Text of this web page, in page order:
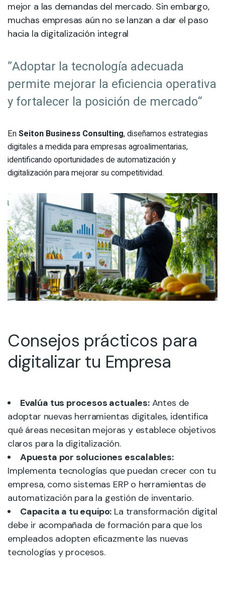
mejor a las demandas del mercado. Sin embargo,
muchas empresas aún no se lanzan a dar el paso
hacia la digitalización integral
”Adoptar la tecnología adecuada
permite mejorar la eficiencia operativa
y fortalecer la posición de mercado“
EnSeiton Business Consulting, diseñamos estrategias
digitales a medida para empresas agroalimentarias,
identificando oportunidades de automatización y
digitalización para mejorar su competitividad.
Consejos prácticos para
digitalizar tu Empresa
Evalúa tus procesos actuales:Antes de
adoptar nuevas herramientas digitales, identifica
qué áreas necesitan mejoras y establece objetivos
claros para la digitalización.
Apuesta por soluciones escalables:
Implementa tecnologías que puedan crecer con tu
empresa, como sistemas ERP o herramientas de
automatización para la gestión de inventario.
Capacita a tu equipo: La transformación digital
debe ir acompañada de formación para que los
empleados adopten eficazmente las nuevas
tecnologías y procesos.